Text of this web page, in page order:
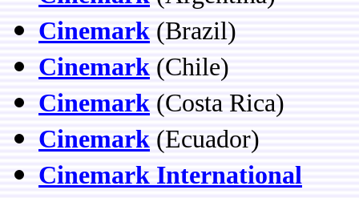
Cinemark (Brazil)
Cinemark (Chile)
Cinemark (Costa Rica)
Cinemark (Ecuador)
Cinemark International